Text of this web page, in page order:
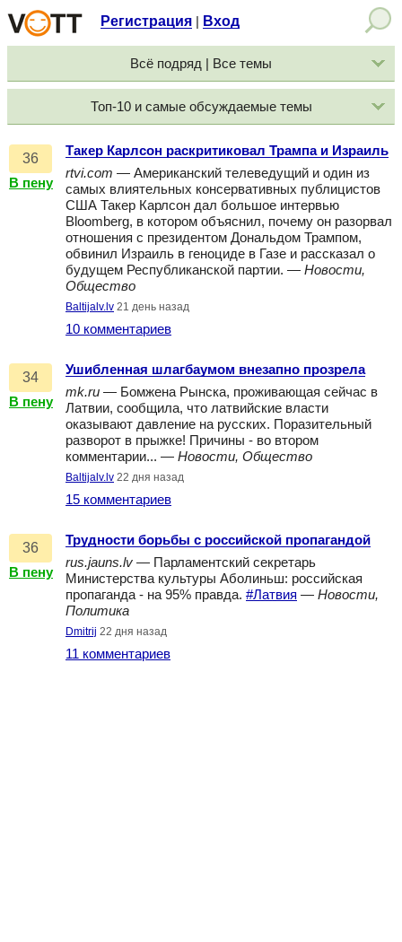
Регистрация Вход
Всё подряд | Все темы
Топ-10 и самые обсуждаемые темы
36
В пену
Такер Карлсон раскритиковал Трампа и Израиль
rtvi.com — Американский телеведущий и один из
самых влиятельных консервативных публицистов
США Такер Карлсон дал большое интервью
Bloomberg, в котором объяснил, почему он разорвал
отношения с президентом Дональдом Трампом,
обвинил Израиль в геноциде в Газе и рассказал о
будущем Республиканской партии. — Новости,
Общество
Baltijalv.lv 21 день назад
10 комментариев
34
В пену
Ушибленная шлагбаумом внезапно прозрела
mk.ru — Бомжена Рынска, проживающая сейчас в
Латвии, сообщила, что латвийские власти
оказывают давление на русских. Поразительный
разворот в прыжке! Причины - во втором
комментарии... — Новости, Общество
Baltijalv.lv 22 дня назад
15 комментариев
36
В пену
Трудности борьбы с российской пропагандой
rus.jauns.lv — Парламентский секретарь
Министерства культуры Аболиньш: российская
пропаганда - на 95% правда. #Латвия — Новости,
Политика
Dmitrij 22 дня назад
11 комментариев